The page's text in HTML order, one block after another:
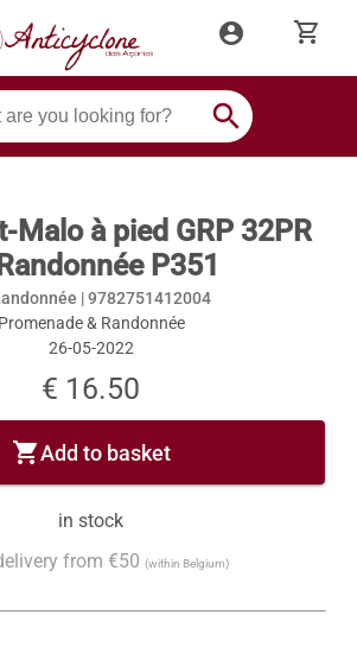
account_circle shopping_cart
search
Malo à pied GRP 32PR
P351
|9782751412004
Promenade & Randonnée
26-05-2022
€ 16.50
shopping_cartAdd to basket
in stock
from €50 (within Belgium)